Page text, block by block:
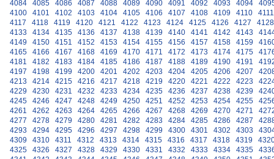
4084
4085 4086 4087 4088 4089 4090 4091 4092 4093 4094
4100
4101 4102 4103 4104 4105 4106 4107 4108 4109 4110
4111
4117
4118 4119 4120 4121 4122 4123 4124 4125 4126 4127
4128
4133
4134 4135 4136 4137 4138 4139 4140 4141 4142 4143
4149
4150 4151 4152 4153 4154 4155 4156 4157 4158 4159
4165
4166 4167 4168 4169 4170 4171 4172 4173 4174 4175
4181
4182 4183 4184 4185 4186 4187 4188 4189 4190 4191
4197
4198 4199 4200 4201 4202 4203 4204 4205 4206 4207
4213
4214 4215 4216 4217 4218 4219 4220 4221 4222 4223
4229
4230 4231 4232 4233 4234 4235 4236 4237 4238 4239
4245
4246 4247 4248 4249 4250 4251 4252 4253 4254 4255
4261
4262 4263 4264 4265 4266 4267 4268 4269 4270 4271
4277
4278 4279 4280 4281 4282 4283 4284 4285 4286 4287
4293
4294 4295 4296 4297 4298 4299 4300 4301 4302 4303
4309
4310 4311 4312 4313 4314 4315 4316 4317 4318 4319
4325
4326 4327 4328 4329 4330 4331 4332 4333 4334 4335